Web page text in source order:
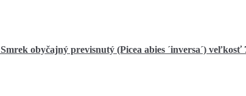
Smrek obyčajný previsnutý (Picea abies ´inversa´) veľkosť